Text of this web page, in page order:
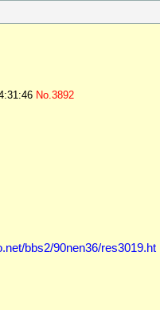
No.3892
bbs2/90nen36/res3019.ht